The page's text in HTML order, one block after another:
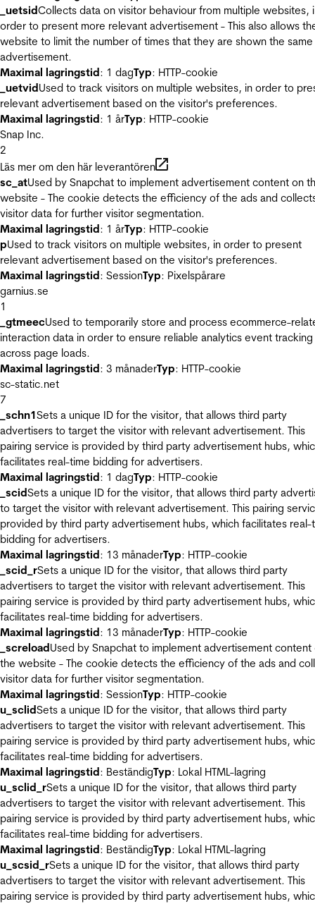
_uetsidCollects data on visitor behaviour from multiple websites,
order to present more relevant advertisement - This also allows
website to limit the number of times that they are shown the same
advertisement.
Maximal lagringstid: 1 dagTyp: HTTP-cookie
_uetvidUsed to track visitors on multiple websites, in order to
relevant advertisement based on the visitor's preferences.
Maximal lagringstid: 1 årTyp: HTTP-cookie
Snap Inc.
2
Läs mer om den här leverantören
sc_atUsed by Snapchat to implement advertisement content on
website - The cookie detects the efficiency of the ads and
visitor data for further visitor segmentation.
Maximal lagringstid: 1 årTyp: HTTP-cookie
pUsed to track visitors on multiple websites, in order to present
relevant advertisement based on the visitor's preferences.
Maximal lagringstid: SessionTyp: Pixelspårare
garnius.se
1
_gtmeecUsed to temporarily store and process ecommerce-
interaction data in order to ensure reliable analytics event tracking
across page loads.
Maximal lagringstid: 3 månaderTyp: HTTP-cookie
sc-static.net
7
_schn1Sets a unique ID for the visitor, that allows third party
advertisers to target the visitor with relevant advertisement. This
pairing service is provided by third party advertisement hubs,
facilitates real-time bidding for advertisers.
Maximal lagringstid: 1 dagTyp: HTTP-cookie
_scidSets a unique ID for the visitor, that allows third party
to target the visitor with relevant advertisement. This pairing
provided by third party advertisement hubs, which facilitates real-
bidding for advertisers.
Maximal lagringstid: 13 månaderTyp: HTTP-cookie
_scid_rSets a unique ID for the visitor, that allows third party
advertisers to target the visitor with relevant advertisement. This
pairing service is provided by third party advertisement hubs,
facilitates real-time bidding for advertisers.
Maximal lagringstid: 13 månaderTyp: HTTP-cookie
_screloadUsed by Snapchat to implement advertisement content
the website - The cookie detects the efficiency of the ads and
visitor data for further visitor segmentation.
Maximal lagringstid: SessionTyp: HTTP-cookie
u_sclidSets a unique ID for the visitor, that allows third party
advertisers to target the visitor with relevant advertisement. This
pairing service is provided by third party advertisement hubs,
facilitates real-time bidding for advertisers.
Maximal lagringstid: BeständigTyp: Lokal HTML-lagring
u_sclid_rSets a unique ID for the visitor, that allows third party
advertisers to target the visitor with relevant advertisement. This
pairing service is provided by third party advertisement hubs,
facilitates real-time bidding for advertisers.
Maximal lagringstid: BeständigTyp: Lokal HTML-lagring
u_scsid_rSets a unique ID for the visitor, that allows third party
advertisers to target the visitor with relevant advertisement. This
pairing service is provided by third party advertisement hubs,